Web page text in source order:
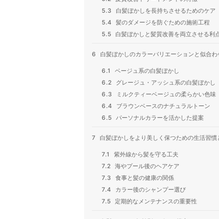
5.3
白髪ぼかしを長持ちさせるためのケア
5.4
髪のダメージを防ぐための施術工程
5.5
白髪ぼかしと髪質改善を両立させる利
6 白髪ぼかしのカラーバリエーションと似合わ
6.1
ベージュ系の白髪ぼかし
6.2
グレージュ・アッシュ系の白髪ぼかし
6.3
ミルクティーベージュの柔らかい色味
6.4
ブラウンベースのナチュラルトーン
6.5 パーソナルカラーを活かした提案
7 白髪ぼかしをより美しく保つための生活習慣
7.1
紫外線から髪を守る工夫
7.2 海やプール後のヘアケア
7.3
食事と髪の健康の関係
7.4
カラー後のシャンプー選び
7.5
定期的なメンテナンスの重要性